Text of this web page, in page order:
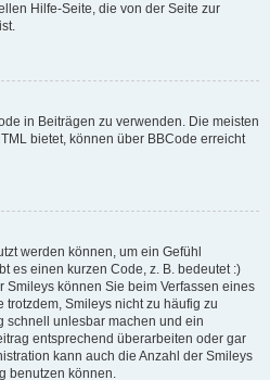
Hilfe-Seite, die von der Seite zur
in Beiträgen zu verwenden. Die meisten
bietet, können über BBCode erreicht
werden können, um ein Gefühl
es einen kurzen Code, z. B. bedeutet :)
Smileys können Sie beim Verfassen eines
trotzdem, Smileys nicht zu häufig zu
schnell unlesbar machen und ein
entsprechend überarbeiten oder gar
kann auch die Anzahl der Smileys
benutzen können.